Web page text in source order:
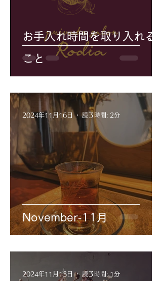
お手入れ時間を取り入れる
こと
November‐11月
2024年11月16日 読了時間: 2分
2024年11月13日 読了時間: 1分